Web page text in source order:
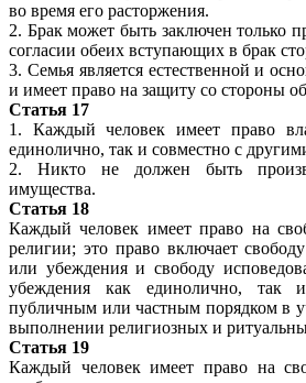
во время его расторжения.
2. Брак может быть заключен только
согласии обеих вступающих в брак
3. Семья является естественной и
и имеет право на защиту со стороны
Статья 17
1. Каждый человек имеет право
единолично, так и совместно с
2. Никто не должен быть
имущества.
Статья 18
Каждый человек имеет право на
религии; это право включает
или убеждения и свободу
убеждения как единолично, так
публичным или частным порядком в
выполнении религиозных и
Статья 19
Каждый человек имеет право на